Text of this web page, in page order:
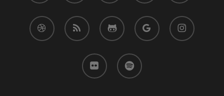
dribbble RSS github
google-
plus
instagram
flickr spotify